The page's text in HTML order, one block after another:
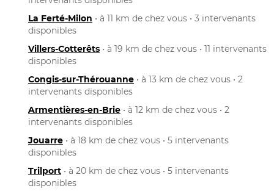
La Ferté-Milon • à 11 km de chez vous • 3 intervenants
disponibles
Villers-Cotterêts • à 19 km de chez vous • 11 intervenants
disponibles
Congis-sur-Thérouanne • à 13 km de chez vous • 2
intervenants disponibles
Armentières-en-Brie • à 12 km de chez vous • 2
intervenants disponibles
Jouarre • à 18 km de chez vous • 5 intervenants
disponibles
Trilport • à 20 km de chez vous • 5 intervenants
disponibles